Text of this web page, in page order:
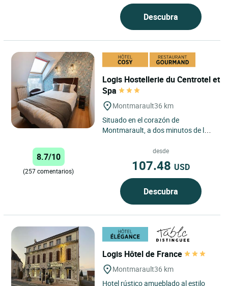
Descubra
Logis Hostellerie du Centrotel et
Spa
Montmarault36 km
Situado en el corazón de
Montmarault, a dos minutos de la
du Centrotel et Spa ofrece...
8.7/10
(257 comentarios)
desde
107.48 USD
Descubra
Logis Hôtel de France
Montmarault36 km
Hotel rústico amueblado al estilo